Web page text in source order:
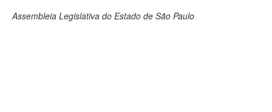
Assembleia Legislativa do Estado de São Paulo